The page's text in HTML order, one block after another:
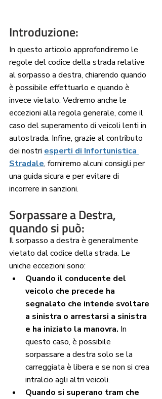
Introduzione:
In questo articolo approfondiremo le
regole del codice della strada relative
al sorpasso a destra, chiarendo quando
è possibile effettuarlo e quando è
invece vietato. Vedremo anche le
eccezioni alla regola generale, come il
caso del superamento di veicoli lenti in
autostrada. Infine, grazie al contributo
dei nostri esperti di Infortunistica
Stradale, forniremo alcuni consigli per
una guida sicura e per evitare di
incorrere in sanzioni.
Sorpassare a Destra,
quando si può:
Il sorpasso a destra è generalmente
vietato dal codice della strada. Le
uniche eccezioni sono:
Quando il conducente del
veicolo che precede ha
segnalato che intende svoltare
a sinistra o arrestarsi a sinistra
e ha iniziato la manovra. In
questo caso, è possibile
sorpassare a destra solo se la
carreggiata è libera e se non si crea
intralcio agli altri veicoli.
Quando si superano tram che